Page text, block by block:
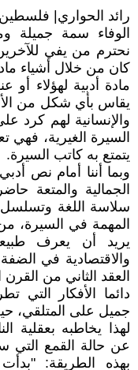
رائد الحواري| فلسطين
الوفاء سمة جميلة
نحترم من يفي
كان من خلال أشياء
مادة أدبية لهؤلاء أو
يقاس بأي شكل من
والإنسانية لهم كرد
السيرة الغيرية، فهي
يتمتع به كاتب السيرة.
وبما أننا أمام نص
الجمالية والمتعة
سلاسة اللغة وتسلسل
المهمة في السيرة،
يريد أن يعرف طبيعة
والاقتصادية في
العقد الثاني من القرن
دائما الأفكار التي
جميل على المتلقي،
لهذا يخاطبه بعقلية
عن حالة القمع التي
بهذه الطريقة: